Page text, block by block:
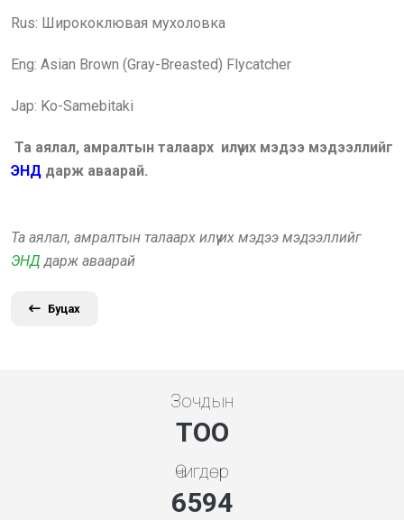
Rus: Ширококлювая мухоловка
Eng: Asian Brown (Gray-Breasted) Flycatcher
Jap: Ko-Samebitaki
Та аялал, амралтын талаарх илүү их мэдээ мэдээллийг
ЭНД дарж аваарай.
Та аялал, амралтын талаарх илүү их мэдээ мэдээллийг
ЭНД дарж аваарай
Буцах
Зочдын
ТОО
Өчигдөр
7101